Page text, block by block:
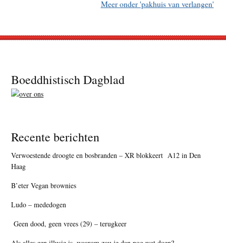
Meer onder 'pakhuis van verlangen'
Footer
Boeddhistisch Dagblad
Recente berichten
Verwoestende droogte en bosbranden – XR blokkeert A12 in Den
Haag
B’eter Vegan brownies
Ludo – mededogen
Geen dood, geen vrees (29) – terugkeer